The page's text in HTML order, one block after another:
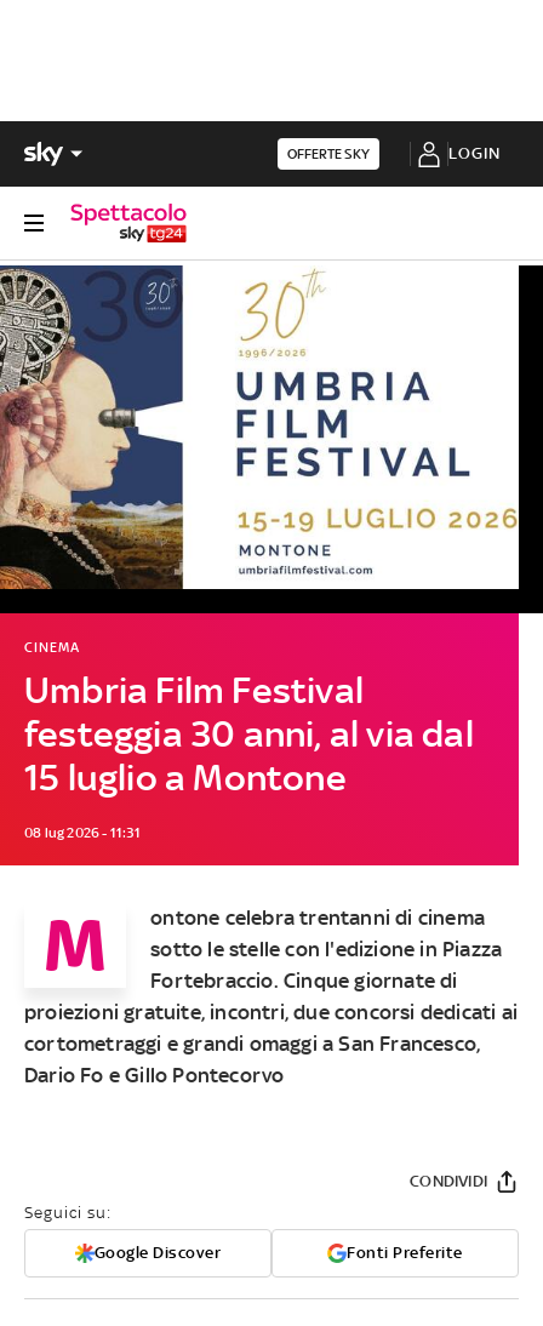
OFFERTE SKY LOGIN
Umbria Film Festival
festeggia 30 anni, al via dal
15 luglio a Montone
CINEMA
08 lug 2026 - 11:31
M
ontone celebra trentanni di cinema
sotto le stelle con l'edizione in Piazza
Fortebraccio. Cinque giornate di
proiezioni gratuite, incontri, due concorsi dedicati ai
cortometraggi e grandi omaggi a San Francesco,
Dario Fo e Gillo Pontecorvo
Seguici su:
Google Discover Fonti Preferite
CONDIVIDI